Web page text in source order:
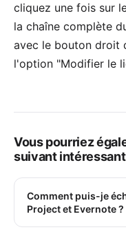
cliquez une fois sur
la chaîne complète
avec le bouton droit
l'option "Modifier le
Vous pourriez
suivant
Comment puis-je
Project et Evernote ?